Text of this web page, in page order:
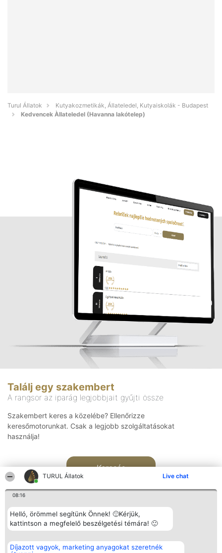
TURUL Állatok Live chat
08:16
Helló, örömmel segítünk Önnek! 🙂Kérjük,
kattintson a megfelelő beszélgetési témára! 🙂
Díjazott vagyok, marketing anyagokat szeretnék
Turul Állatok
Kutyakozmetikák, Állateledel, Kutyaiskolák - Budapest
Kedvencek Àllateledel (Havanna lakótelep)
Találj egy szakembert
A rangsor az iparág legjobbjait gyűjti össze
Szakembert keres a közelébe? Ellenőrizze
keresőmotorunkat. Csak a legjobb szolgáltatásokat
használja!
Keresés
Rangsorszervező
SC Beautiful Company S.R.L.
Népszavazás
Nyertesek
Elérhetőség
Elérhetőség